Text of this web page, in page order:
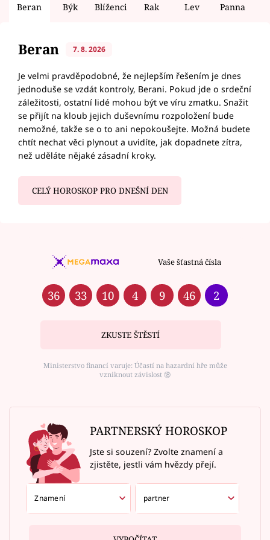
Beran Býk Blíženci Rak Lev Panna
Beran 7. 8. 2026
Je velmi pravděpodobné, že nejlepším řešením je dnes
jednoduše se vzdát kontroly, Berani. Pokud jde o srdeční
záležitosti, ostatní lidé mohou být ve víru zmatku. Snažit
se přijít na kloub jejich duševnímu rozpoložení bude
nemožné, takže se o to ani nepokoušejte. Možná budete
chtít nechat věci plynout a uvidíte, jak dopadnete zítra,
než uděláte nějaké zásadní kroky.
CELÝ HOROSKOP PRO DNEŠNÍ DEN
Vaše šťastná čísla
36 33 10 4 9 46 2
ZKUSTE ŠTĚSTÍ
Ministerstvo financí varuje: Účastí na hazardní hře může
vzniknout závislost ⑱
PARTNERSKÝ HOROSKOP
Jste si souzení? Zvolte znamení a
zjistěte, jestli vám hvězdy přejí.